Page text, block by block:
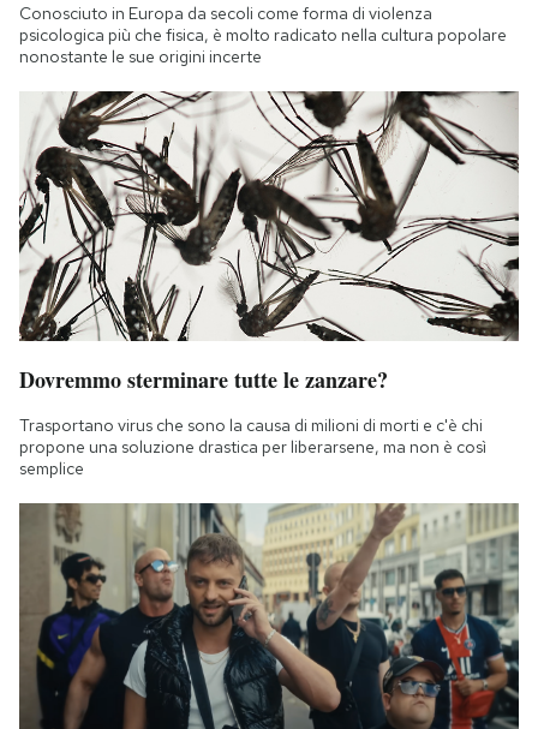
Conosciuto in Europa da secoli come forma di violenza
psicologica più che fisica, è molto radicato nella cultura popolare
nonostante le sue origini incerte
Dovremmo sterminare tutte le zanzare?
Trasportano virus che sono la causa di milioni di morti e c'è chi
propone una soluzione drastica per liberarsene, ma non è così
semplice